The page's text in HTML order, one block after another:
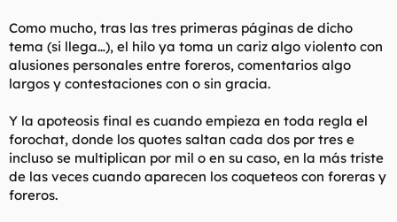
Como mucho, tras las tres primeras páginas de dicho
tema (si llega…), el hilo ya toma un cariz algo violento con
alusiones personales entre foreros, comentarios algo
largos y contestaciones con o sin gracia.
Y la apoteosis final es cuando empieza en toda regla el
forochat, donde los quotes saltan cada dos por tres e
incluso se multiplican por mil o en su caso, en la más triste
de las veces cuando aparecen los coqueteos con foreras y
foreros.